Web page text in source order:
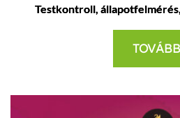
Testkontroll,
TOVÁBB